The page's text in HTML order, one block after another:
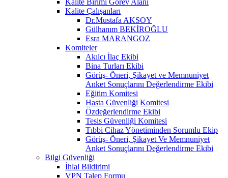
Kalite Çalışanları
Dr.Mustafa AKSOY
Gülhanım BEKİROĞLU
Esra MARANGOZ
Komiteler
Akılcı İlaç Ekibi
Bina Turları Ekibi
Görüş- Öneri, Şikayet ve Memnuniyet
Anket Sonuçlarını Değerlendirme Ekibi
Eğitim Komitesi
Hasta Güvenliği Komitesi
Özdeğerlendirme Ekibi
Tesis Güvenliği Komitesi
Tıbbi Cihaz Yönetiminden Sorumlu Ekip
Görüş- Öneri, Şikayet Ve Memnuniyet
Anket Sonuçlarını Değerlendirme Ekibi
Bilgi Güvenliği
İhlal Bildirimi
VPN Talep Formu